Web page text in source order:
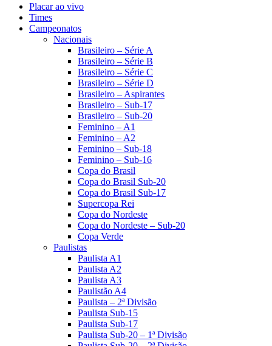
Placar ao vivo
Times
Campeonatos
Nacionais
Brasileiro – Série A
Brasileiro – Série B
Brasileiro – Série C
Brasileiro – Série D
Brasileiro – Aspirantes
Brasileiro – Sub-17
Brasileiro – Sub-20
Feminino – A1
Feminino – A2
Feminino – Sub-18
Feminino – Sub-16
Copa do Brasil
Copa do Brasil Sub-20
Copa do Brasil Sub-17
Supercopa Rei
Copa do Nordeste
Copa do Nordeste – Sub-20
Copa Verde
Paulistas
Paulista A1
Paulista A2
Paulista A3
Paulistão A4
Paulista – 2ª Divisão
Paulista Sub-15
Paulista Sub-17
Paulista Sub-20 – 1ª Divisão